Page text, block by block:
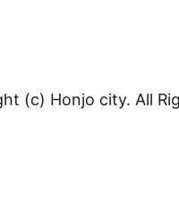
(c) Honjo city. All